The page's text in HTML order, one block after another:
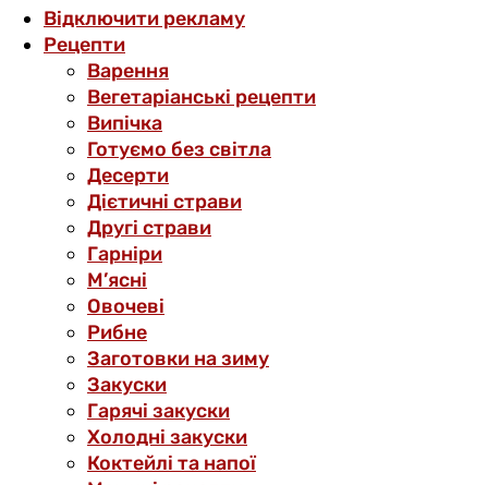
Відключити рекламу
Рецепти
Варення
Вегетаріанські рецепти
Випічка
Готуємо без світла
Десерти
Дієтичні страви
Другі страви
Гарніри
М’ясні
Овочеві
Рибне
Заготовки на зиму
Закуски
Гарячі закуски
Холодні закуски
Коктейлі та напої